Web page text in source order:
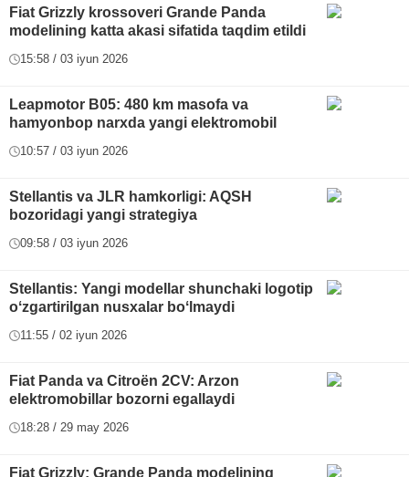
Fiat Grizzly krossoveri Grande Panda
modelining katta akasi sifatida taqdim etildi
15:58 / 03 iyun 2026
Leapmotor B05: 480 km masofa va
hamyonbop narxda yangi elektromobil
10:57 / 03 iyun 2026
Stellantis va JLR hamkorligi: AQSH
bozoridagi yangi strategiya
09:58 / 03 iyun 2026
Stellantis: Yangi modellar shunchaki logotip
oʻzgartirilgan nusxalar boʻlmaydi
11:55 / 02 iyun 2026
Fiat Panda va Citroën 2CV: Arzon
elektromobillar bozorni egallaydi
18:28 / 29 may 2026
Fiat Grizzly: Grande Panda modelining